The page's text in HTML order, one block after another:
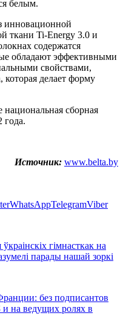
белым.
инновационной
ткани Ti-Energy 3.0 и
содержатся
обладают эффективными
свойствами,
которая делает форму
сборная
года.
Источник: www.belta.by
WhatsAppTelegramViber
гімнасткак на
парады нашай зоркі
без подписантов
на ведущих ролях в